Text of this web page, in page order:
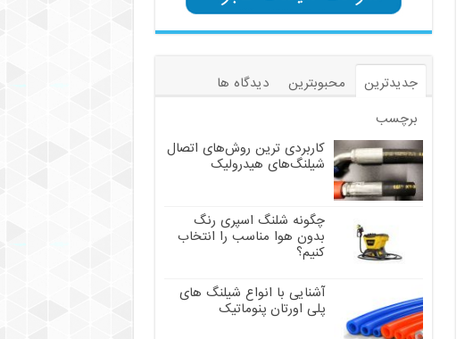
جدیدترین محبوبترین
دیدگاه ها
برچسب
کاربردی ترین روش‌های اتصال
شیلنگ‌های هیدرولیک
چگونه شلنگ اسپری رنگ
بدون هوا مناسب را انتخاب
کنیم؟
آشنایی با انواع شیلنگ های
پلی اورتان پنوماتیک